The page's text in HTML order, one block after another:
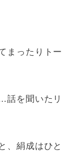
まったりトー
話を聞いたリ
、絹成はひと